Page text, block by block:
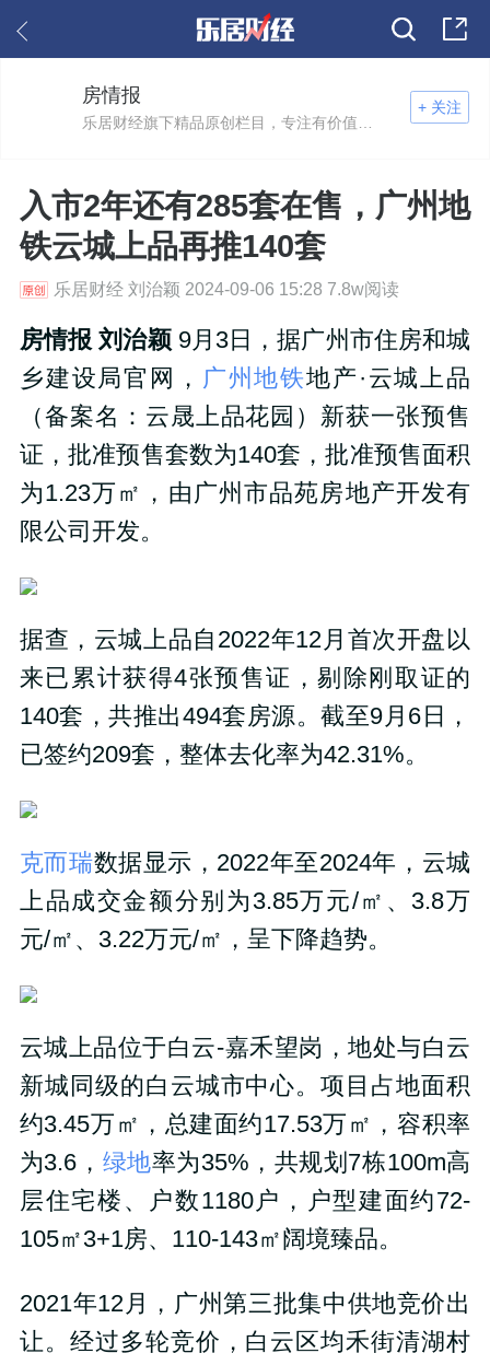
+ 关注
房情报
乐居财经旗下精品原创栏目，专注有价值的楼市情报。
入市2年还有285套在售，广州地
铁云城上品再推140套
乐居财经 刘治颖 2024-09-06 15:28 7.8w阅读
房情报 刘治颖 9月3日，据广州市住房和城
乡建设局官网， 广州地铁地产·云城上品
（备案名：云晟上品花园）新获一张预售
证，批准预售套数为140套，批准预售面积
为1.23万㎡，由广州市品苑房地产开发有
限公司开发。
据查，云城上品自2022年12月首次开盘以
来已累计获得4张预售证，剔除刚取证的
140套，共推出494套房源。截至9月6日，
已签约209套，整体去化率为42.31%。
克而瑞数据显示，2022年至2024年，云城
上品成交金额分别为3.85万元/㎡、3.8万
元/㎡、3.22万元/㎡，呈下降趋势。
云城上品位于白云-嘉禾望岗，地处与白云
新城同级的白云城市中心。项目占地面积
约3.45万㎡，总建面约17.53万㎡，容积率
为3.6， 绿地率为35%，共规划7栋100m高
层住宅楼、户数1180户，户型建面约72-
105㎡3+1房、110-143㎡阔境臻品。
2021年12月，广州第三批集中供地竞价出
让。经过多轮竞价，白云区均禾街清湖村